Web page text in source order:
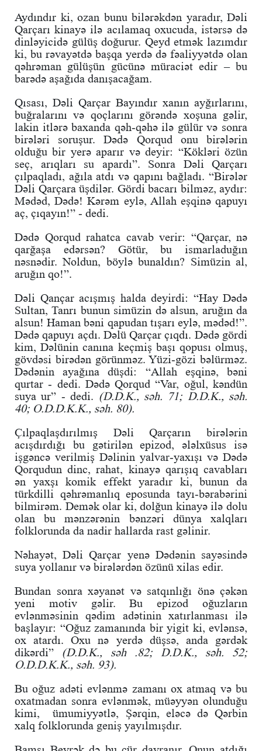
Aydındır ki, ozan bunu bilərəkdən yaradır, Dəli
Qarçarı kinayə ilə acılamaq oxucuda, istərsə də
dinləyicidə gülüş doğurur. Qeyd etmək lazımdır
ki, bu rəvayətdə başqa yerdə də fəaliyyətdə olan
qəhrəman gülüşün gücünə müraciət edir – bu
barədə aşağıda danışacağam.
Qısası, Dəli Qarçar Bayındır xanın ayğırlarını,
buğralarını və qoçlarını görəndə xoşuna gəlir,
lakin itlərə baxanda qəh-qəhə ilə gülür və sonra
birələri soruşur. Dədə Qorqud onu birələrin
olduğu bir yerə aparır və deyir: “Kökləri özün
seç, arıqları su apardı”. Sonra Dəli Qarçarı
çılpaqladı, ağıla atdı və qapını bağladı. “Birələr
Dəli Qarçara üşdilər. Gördi bacarı bilməz, aydır:
Mədəd, Dədə! Kərəm eylə, Allah eşqinə qapuyı
aç, çıqayın!” - dedi.
Dədə Qorqud rahatca cavab verir: “Qarçar, nə
qarğaşa edərsən? Götür, bu ismarladuğın
nəsnədir. Noldun, böylə bunaldın? Simüzin al,
aruğın qo!”.
Dəli Qançar acışmış halda deyirdi: “Hay Dədə
Sultan, Tanrı bunun simüzin də alsun, aruğın da
alsun! Haman bəni qapudan tışarı eylə, mədəd!”.
Dədə qapuyı açdı. Dəlü Qarçar çıqdı. Dədə gördi
kim, Dəlünin canına keçmiş başı qopusı olmuş,
gövdəsi birədən görünməz. Yüzi-gözi bəlürməz.
Dədənin ayağına düşdi: “Allah eşqinə, bəni
qurtar - dedi. Dədə Qorqud “Var, oğul, kəndün
suya ur” - dedi. (D.D.K., səh. 71; D.D.K., səh.
40; O.D.D.K.K., səh. 80).
Çılpaqlaşdırılmış Dəli Qarçarın birələrin
acışdırdığı bu gətirilən epizod, ələlxüsus isə
işgəncə verilmiş Dəlinin yalvar-yaxışı və Dədə
Qorqudun dinc, rahat, kinayə qarışıq cavabları
ən yaxşı komik effekt yaradır ki, bunun da
türkdilli qəhrəmanlıq eposunda tayı-bərabərini
bilmirəm. Demək olar ki, dolğun kinayə ilə dolu
olan bu mənzərənin bənzəri dünya xalqları
folklorunda da nadir hallarda rast gəlinir.
Nəhayət, Dəli Qarçar yenə Dədənin sayəsində
suya yollanır və birələrdən özünü xilas edir.
Bundan sonra xəyanət və satqınlığı önə çəkən
yeni motiv gəlir. Bu epizod oğuzların
evlənməsinin qədim adətinin xatırlanması ilə
başlayır: “Oğuz zamanında bir yigit ki, evlənsə,
ox atardı. Oxu nə yerdə düşsə, anda gərdək
dikərdi” (D.D.K., səh .82; D.D.K., səh. 52;
O.D.D.K.K., səh. 93).
Bu oğuz adəti evlənmə zamanı ox atmaq və bu
oxatmadan sonra evlənmək, müəyyən olunduğu
kimi, ümumiyyətlə, Şərqin, eləcə də Qərbin
xalq folklorunda geniş yayılmışdır.